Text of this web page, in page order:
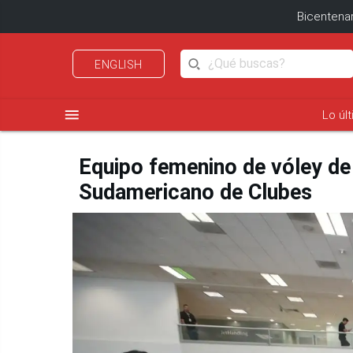
ENGLISH
menu Lo
Equipo femenino de vóley
Sudamericano de Clubes